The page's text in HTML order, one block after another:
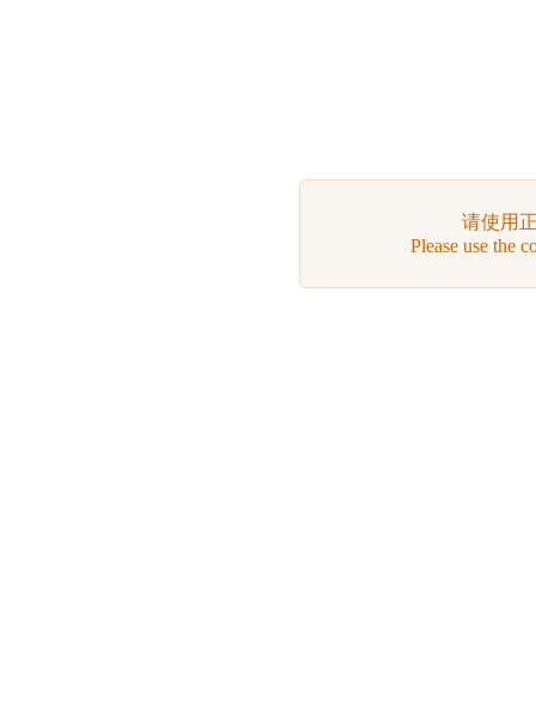
请使用
Please use the